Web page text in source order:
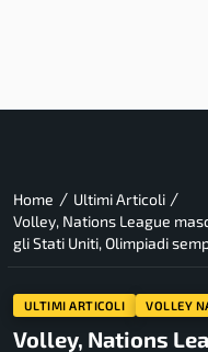
Home / Ultimi Articoli /
Volley, Nations League
gli Stati Uniti, Olimpiadi
ULTIMI ARTICOLI VOLLEY
Volley, Nations